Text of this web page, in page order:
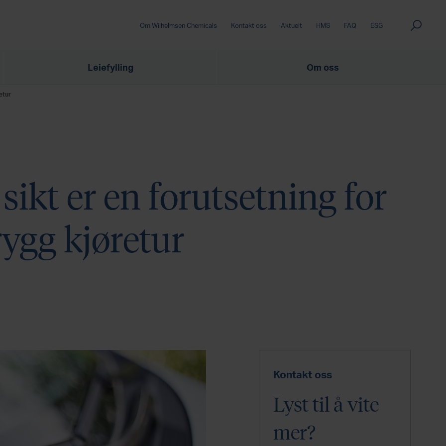
Om Wilhelmsen Chemicals Kontakt oss Aktuelt HMS FAQ ESG
Leiefylling Om oss
er en forutsetning for
kjøretur
Kontakt oss
Lyst til å vite
mer?